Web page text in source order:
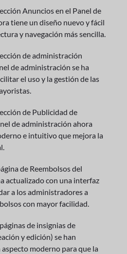
Anuncios en el Panel de
tiene un diseño nuevo y fácil
y navegación más sencilla.
de administración
de administración se ha
el uso y la gestión de las
de Publicidad de
de administración ahora
e intuitivo que mejora la
de Reembolsos del
actualizado con una interfaz
a los administradores a
con mayor facilidad.
de insignias de
y edición) se han
moderno para que la